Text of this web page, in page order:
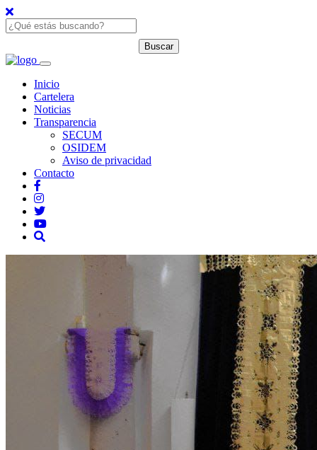
Inicio
Cartelera
Noticias
Transparencia
SECUM
OSIDEM
Aviso de privacidad
Contacto